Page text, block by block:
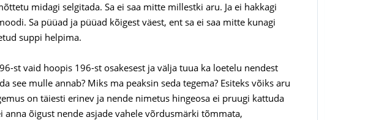
midagi selgitada. Sa ei saa mitte millestki aru. Ja ei hakkagi
Sa püüad ja püüad kõigest väest, ent sa ei saa mitte kunagi
suppi helpima.
st vaid hoopis 196-st osakesest ja välja tuua ka loetelu nendest
see mulle annab? Miks ma peaksin seda tegema? Esiteks võiks aru
on täiesti erinev ja nende nimetus hingeosa ei pruugi kattuda
õigust nende asjade vahele võrdusmärki tõmmata,